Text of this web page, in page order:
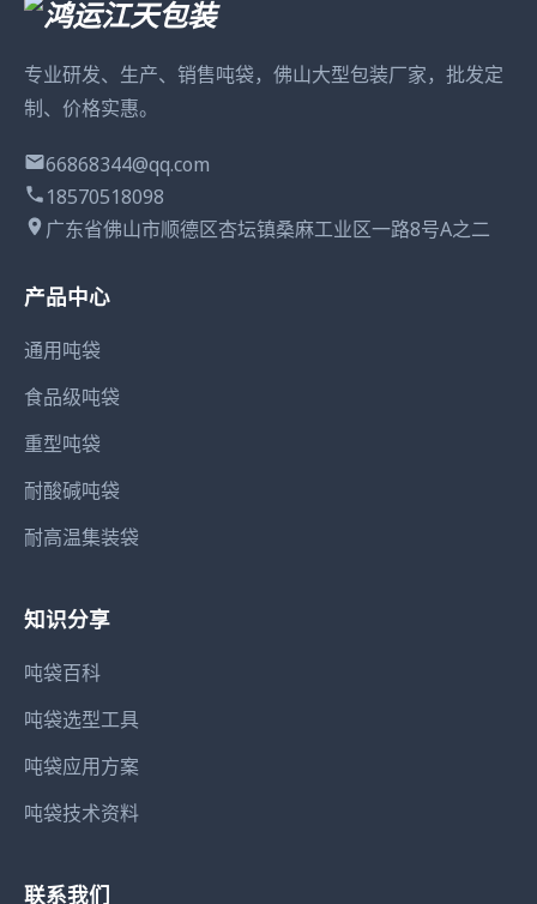
专业研发、生产、销售吨袋，佛山大型包装厂家，批发定
制、价格实惠。
66868344@qq.com
18570518098
广东省佛山市顺德区杏坛镇桑麻工业区一路8号A之二
产品中心
通用吨袋
食品级吨袋
重型吨袋
耐酸碱吨袋
耐高温集装袋
知识分享
吨袋百科
吨袋选型工具
吨袋应用方案
吨袋技术资料
联系我们